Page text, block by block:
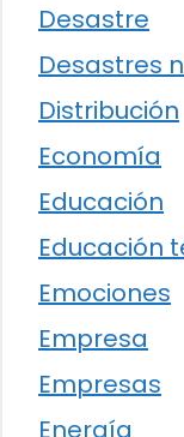
Desastre
Desastres
Distribución
Economía
Educación
Educación
Emociones
Empresa
Empresas
Energía